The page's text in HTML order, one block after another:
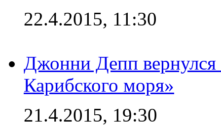
22.4.2015, 11:30
Джонни Депп
Карибского моря»
21.4.2015, 19:30